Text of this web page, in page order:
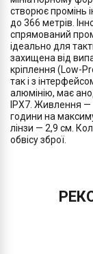
створює промінь
до 366 метрів.
спрямований
ідеально для
захищена від
кріплення (Low-
так і з
алюмінію, має
IPX7. Живлення —
години на
лінзи — 2,9 см.
обвісу зброї.